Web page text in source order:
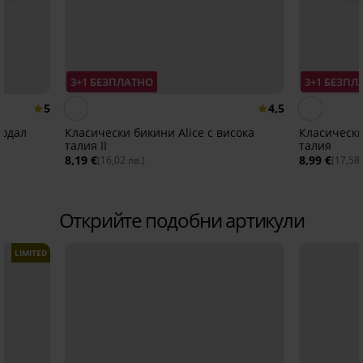
5
3+1 БЕЗПЛАТНО
4,5
Класически бикини Alice с висока
талия II
8,19 €(16,02 лв.)
3+1
талия
8,99 €(17,58
Открийте подобни артикули
LIMITED